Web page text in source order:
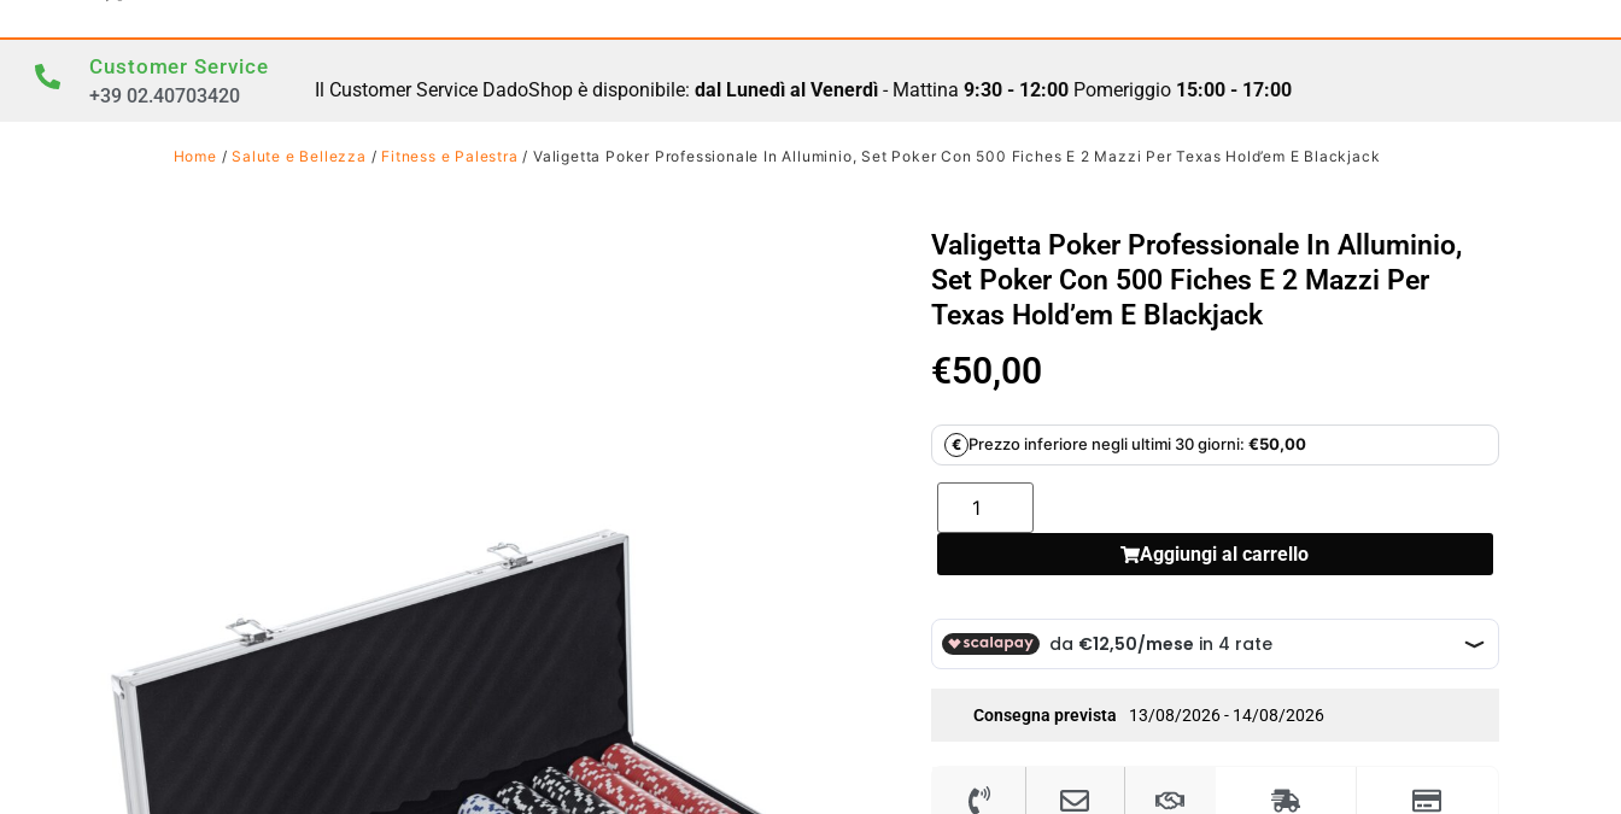
Customer Service
+39 02.40703420 Il Customer Service DadoShop è disponibile: dal Lunedì al Venerdì- Mattina 9:30 - 12:00Pomeriggio 15:00 - 17:00
Home /Salute e Bellezza / Fitness e Palestra / Valigetta Poker Professionale In Alluminio, Set Poker Con 500 Fiches E 2 Mazzi Per Texas Hold’em E Blackjack
Valigetta Poker Professionale In Alluminio,
Set Poker Con 500 Fiches E 2 Mazzi Per
Texas Hold’em E Blackjack
€50,00
€ Prezzo inferiore negli ultimi 30 giorni: €50,00
Aggiungi al carrello
Consegna prevista 13/08/2026 - 14/08/2026